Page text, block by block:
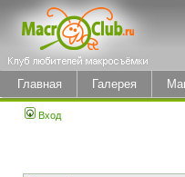
Главная Галерея
Вход